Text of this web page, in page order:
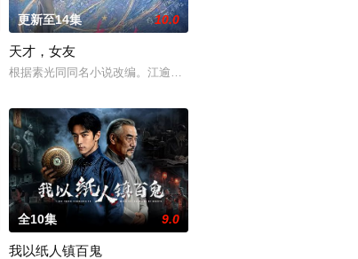
何洛洛 饰）的成长印记与深深联结。两人
超凡的智慧与过人的勇气，屡破奇案、勇 擒元凶的故事，展现了人
平王朝有史以来个以女子进士科三元及第入翰林院的奇女子。十
更新至14集 10.0
天才，女友
根据素光同同名小说改编。江逾白长大以后，林知夏忽然对他说：“
全10集 9.0
我以纸人镇百鬼